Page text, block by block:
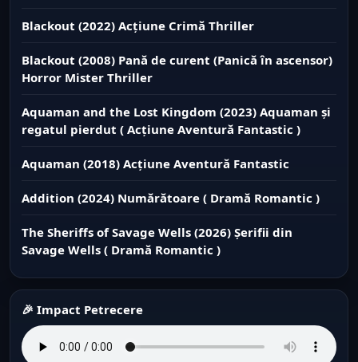
Blackout (2022) Acțiune Crimă Thriller
Blackout (2008) Pană de curent (Panică în ascensor)
Horror Mister Thriller
Aquaman and the Lost Kingdom (2023) Aquaman și
regatul pierdut ( Acțiune Aventură Fantastic )
Aquaman (2018) Acțiune Aventură Fantastic
Addition (2024) Numărătoare ( Dramă Romantic )
The Sheriffs of Savage Wells (2026) Șerifii din
Savage Wells ( Dramă Romantic )
🎉 Impact Petrecere